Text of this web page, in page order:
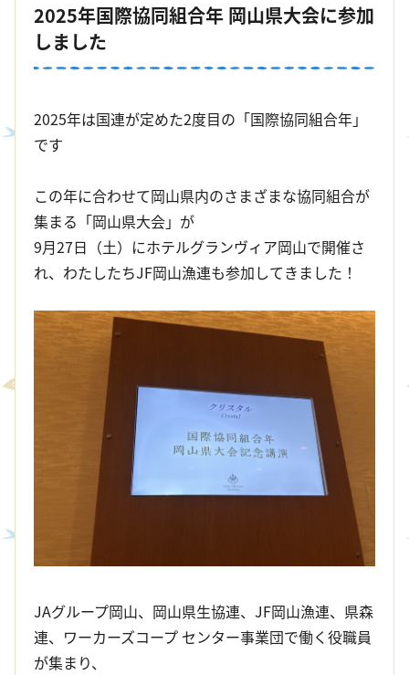
2025年国際協同組合年 岡山県大会に参加
しました
2025年は国連が定めた2度目の「国際協同組合年」
です
この年に合わせて岡山県内のさまざまな協同組合が
集まる「岡山県大会」が
9月27日（土）にホテルグランヴィア岡山で開催さ
れ、わたしたちJF岡山漁連も参加してきました！
JAグループ岡山、岡山県生協連、JF岡山漁連、県森
連、ワーカーズコープ センター事業団で働く役職員
が集まり、